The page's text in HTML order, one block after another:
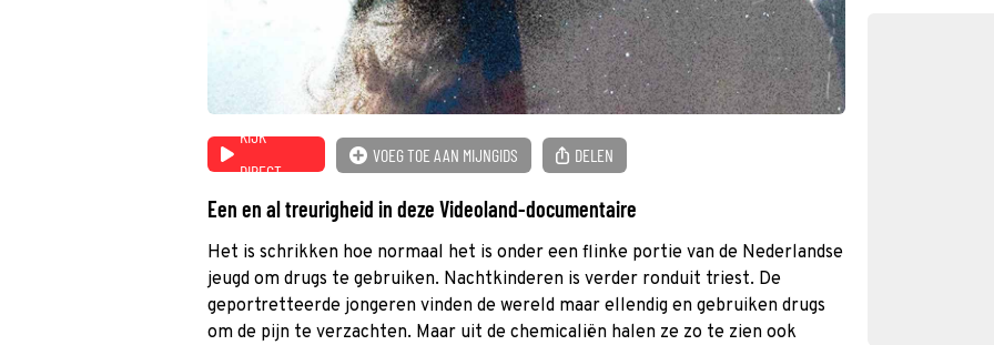
KIJK
DIRECT
VOEG TOE AAN MIJNGIDS DELEN
Een en al treurigheid in deze Videoland-documentaire
Het is schrikken hoe normaal het is onder een flinke portie van de Nederlandse
jeugd om drugs te gebruiken. Nachtkinderen is verder ronduit triest. De
geportretteerde jongeren vinden de wereld maar ellendig en gebruiken drugs
om de pijn te verzachten. Maar uit de chemicaliën halen ze zo te zien ook